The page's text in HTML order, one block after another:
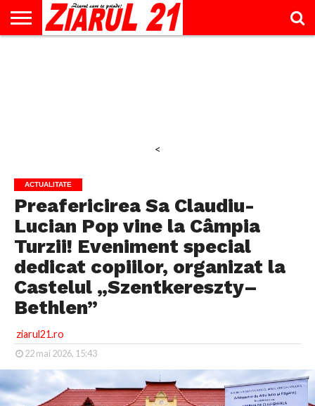
<
ACTUALITATE
Preafericirea Sa Claudiu-
Lucian Pop vine la Câmpia
Turzii! Eveniment special
dedicat copiilor, organizat la
Castelul „Szentkereszty–
Bethlen”
ziarul21.ro
22 mai 2026, 15:43